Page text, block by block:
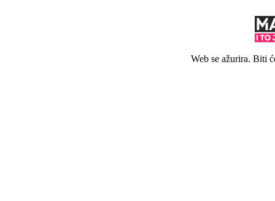
Web se ažurira. Biti